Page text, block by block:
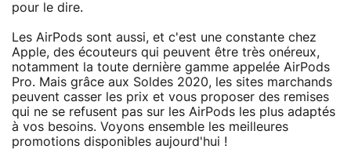
pour le dire.
Les AirPods sont aussi, et c'est une constante chez
Apple, des écouteurs qui peuvent être très onéreux,
notamment la toute dernière gamme appelée AirPods
Pro. Mais grâce aux Soldes 2020, les sites marchands
peuvent casser les prix et vous proposer des remises
qui ne se refusent pas sur les AirPods les plus adaptés
à vos besoins. Voyons ensemble les meilleures
promotions disponibles aujourd'hui !